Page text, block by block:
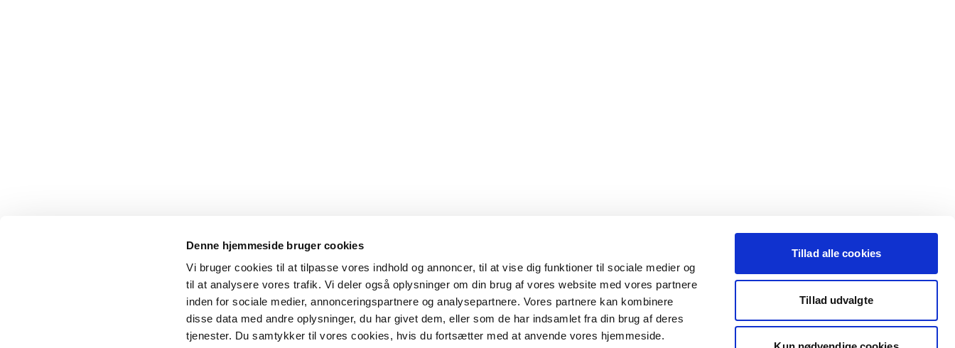
Denne hjemmeside bruger cookies
Vi bruger cookies til at tilpasse vores indhold og annoncer, til at vise dig funktioner til sociale medier og
til at analysere vores trafik. Vi deler også oplysninger om din brug af vores website med vores partnere
inden for sociale medier, annonceringspartnere og analysepartnere. Vores partnere kan kombinere
disse data med andre oplysninger, du har givet dem, eller som de har indsamlet fra din brug af deres
tjenester. Du samtykker til vores cookies, hvis du fortsætter med at anvende vores hjemmeside.
Tillad alle cookies
Tillad udvalgte